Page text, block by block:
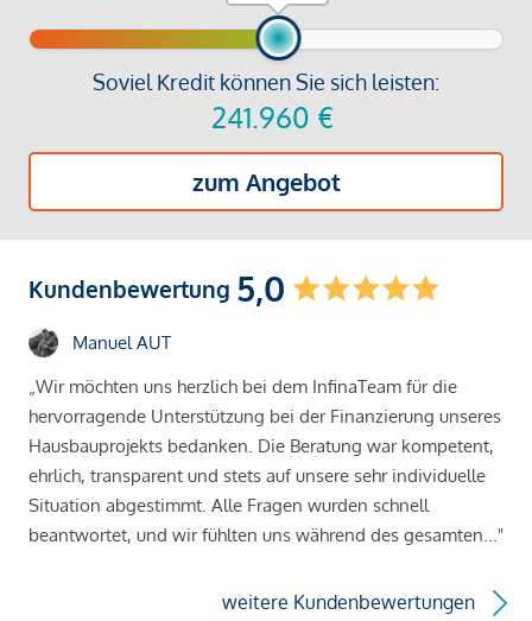
Soviel Kredit können Sie sich leisten:
241.960 €
zum Angebot
Kundenbewertung 5,0
Manuel AUT
„Wir möchten uns herzlich bei dem InfinaTeam für die
hervorragende Unterstützung bei der Finanzierung unseres
Hausbauprojekts bedanken. Die Beratung war kompetent,
ehrlich, transparent und stets auf unsere sehr individuelle
Situation abgestimmt. Alle Fragen wurden schnell
beantwortet, und wir fühlten uns während des gesamten..."
weitere Kundenbewertungen